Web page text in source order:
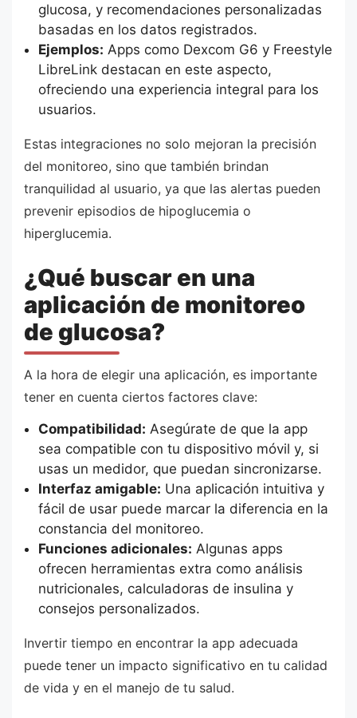
glucosa, y recomendaciones personalizadas
basadas en los datos registrados.
Ejemplos: Apps como Dexcom G6 y Freestyle
LibreLink destacan en este aspecto,
ofreciendo una experiencia integral para los
usuarios.
Estas integraciones no solo mejoran la precisión
del monitoreo, sino que también brindan
tranquilidad al usuario, ya que las alertas pueden
prevenir episodios de hipoglucemia o
hiperglucemia.
¿Qué buscar en una
aplicación de monitoreo
de glucosa?
A la hora de elegir una aplicación, es importante
tener en cuenta ciertos factores clave:
Compatibilidad: Asegúrate de que la app
sea compatible con tu dispositivo móvil y, si
usas un medidor, que puedan sincronizarse.
Interfaz amigable: Una aplicación intuitiva y
fácil de usar puede marcar la diferencia en la
constancia del monitoreo.
Funciones adicionales: Algunas apps
ofrecen herramientas extra como análisis
nutricionales, calculadoras de insulina y
consejos personalizados.
Invertir tiempo en encontrar la app adecuada
puede tener un impacto significativo en tu calidad
de vida y en el manejo de tu salud.